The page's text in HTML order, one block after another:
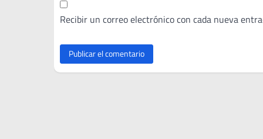
Recibir un correo electrónico con cada nueva